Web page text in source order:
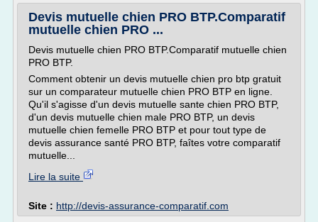
Devis mutuelle chien PRO BTP.Comparatif
mutuelle chien PRO ...
Devis mutuelle chien PRO BTP.Comparatif mutuelle chien
PRO BTP.
Comment obtenir un devis mutuelle chien pro btp gratuit
sur un comparateur mutuelle chien PRO BTP en ligne.
Qu'il s'agisse d'un devis mutuelle sante chien PRO BTP,
d'un devis mutuelle chien male PRO BTP, un devis
mutuelle chien femelle PRO BTP et pour tout type de
devis assurance santé PRO BTP, faîtes votre comparatif
mutuelle...
Lire la suite
Site : http://devis-assurance-comparatif.com